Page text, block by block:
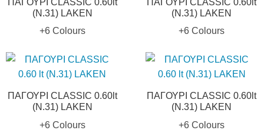
(N.31) LAKEN
+6 Colours
(N.31) LAKEN
+6 Colours
ΠΑΓΟΥΡΙ CLASSIC 0.60lt
(N.31) LAKEN
+6 Colours
ΠΑΓΟΥΡΙ CLASSIC 0.60lt
(N.31) LAKEN
+6 Colours